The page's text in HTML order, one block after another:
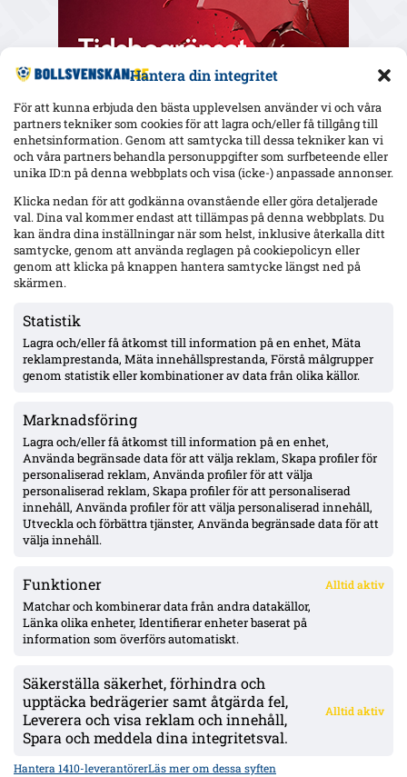
Hantera din integritet
För att kunna erbjuda den bästa upplevelsen använder vi och våra
partners tekniker som cookies för att lagra och/eller få tillgång till
enhetsinformation. Genom att samtycka till dessa tekniker kan vi
och våra partners behandla personuppgifter som surfbeteende eller
unika ID:n på denna webbplats och visa (icke-) anpassade annonser.
Klicka nedan för att godkänna ovanstående eller göra detaljerade
val. Dina val kommer endast att tillämpas på denna webbplats. Du
kan ändra dina inställningar när som helst, inklusive återkalla ditt
samtycke, genom att använda reglagen på cookiepolicyn eller
genom att klicka på knappen hantera samtycke längst ned på
skärmen.
Statistik
Lagra och/eller få åtkomst till information på en enhet, Mäta
reklamprestanda, Mäta innehållsprestanda, Förstå målgrupper
genom statistik eller kombinationer av data från olika källor.
Marknadsföring
Lagra och/eller få åtkomst till information på en enhet,
Använda begränsade data för att välja reklam, Skapa profiler för
personaliserad reklam, Använda profiler för att välja
personaliserad reklam, Skapa profiler för att personaliserad
innehåll, Använda profiler för att välja personaliserad innehåll,
Utveckla och förbättra tjänster, Använda begränsade data för att
välja innehåll.
Funktioner Alltid aktiv
Matchar och kombinerar data från andra datakällor,
Länka olika enheter, Identifierar enheter baserat på
information som överförs automatiskt.
Säkerställa säkerhet, förhindra och
upptäcka bedrägerier samt åtgärda fel,
Leverera och visa reklam och innehåll,
Spara och meddela dina integritetsval.
Alltid aktiv
Hantera 1410-leverantörerLäs mer om dessa syften
Senaste
varnar: ”Mjällbys styrka är kollektivet”
AIK utan 13 spelare mot Örgryte – Hove avstängd, Ellingsen
MFF:s Anton Höög med tre raka starter – Helstrup:
framtidsroll som åtta, kontrakt till 2030
Pihlström två mål på två matcher – Luganos plan för år två ger
effekt
Uppgifter: Erzurumspor lägger lånebud på Ibrahim Diabaté –
GAIS-anfallaren under kontrakt till 2028
ÖVERSIKT
Nyheter & Reportage
Spelarbetyg
KONTAKT
kontakt@bollsvenskan.se
redaktionen@bollsvenskan.se
jobb@bollsvenskan.se